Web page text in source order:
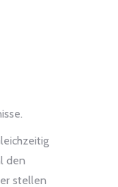
den
stellen